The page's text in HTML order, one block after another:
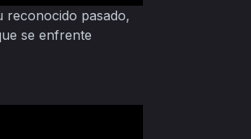
reconocido pasado,
se enfrente